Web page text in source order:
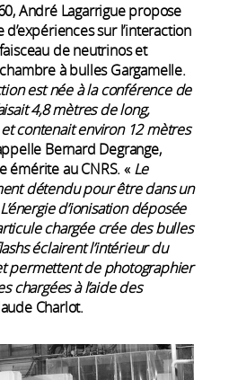
André Lagarrigue propose
sur l’interaction
de neutrinos et
à bulles Gargamelle.
est née à la conférence de
4,8 mètres de long,
contenait environ 12 mètres
Bernard Degrange,
au CNRS. « Le
détendu pour être dans un
d’ionisation déposée
chargée crée des bulles
éclairent l’intérieur du
permettent de photographier
chargées à l’aide des
Charlot.